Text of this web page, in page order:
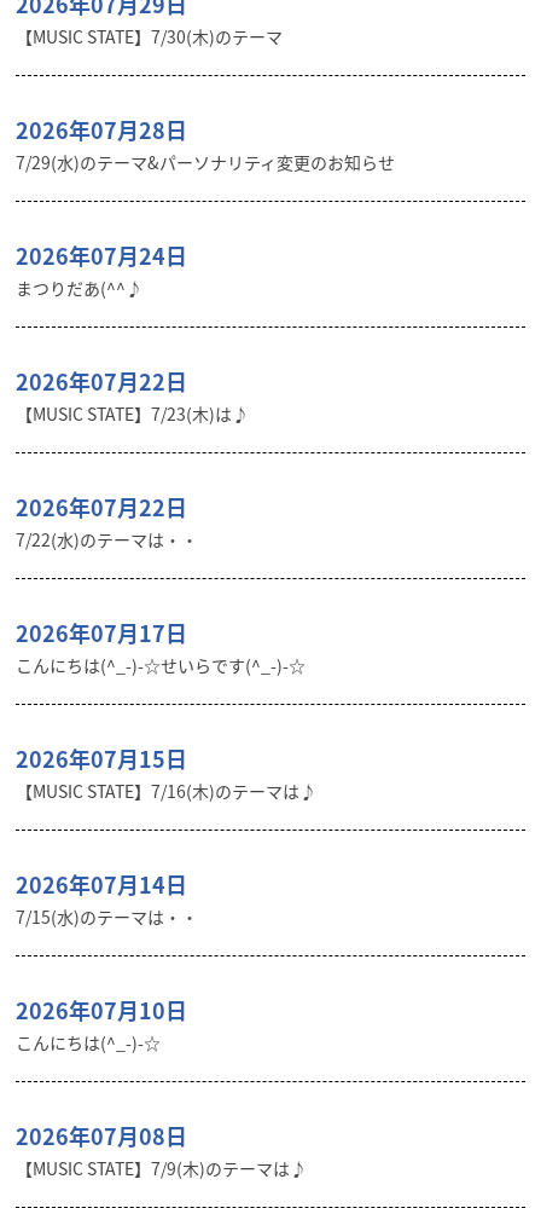
【MUSIC STATE】7/30(木)のテーマ
2026年07月28日
7/29(水)のテーマ&パーソナリティ変更のお知らせ
2026年07月24日
まつりだあ(^^♪
2026年07月22日
【MUSIC STATE】7/23(木)は♪
2026年07月22日
7/22(水)のテーマは・・
2026年07月17日
こんにちは(^_-)-☆せいらです(^_-)-☆
2026年07月15日
【MUSIC STATE】7/16(木)のテーマは♪
2026年07月14日
7/15(水)のテーマは・・
2026年07月10日
こんにちは(^_-)-☆
2026年07月08日
【MUSIC STATE】7/9(木)のテーマは♪